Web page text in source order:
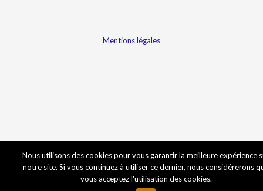
Mentions légales
Nous utilisons des cookies pour vous garantir la meilleure expérience
notre site. Si vous continuez à utiliser ce dernier, nous considérerons
vous acceptez l'utilisation des cookies.